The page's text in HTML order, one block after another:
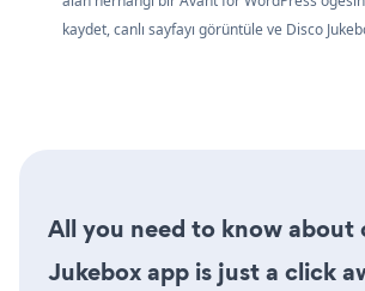
kaydet, canlı sayfayı görüntüle ve Disco
All you need to know about
Jukebox app is just a click